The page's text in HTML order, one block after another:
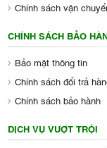
Chính sách vận
CHÍNH SÁCH BẢO
Bảo mật thông tin
Chính sách đổi trả
Chính sách bảo hành
DỊCH VỤ VƯỢT TRỘI